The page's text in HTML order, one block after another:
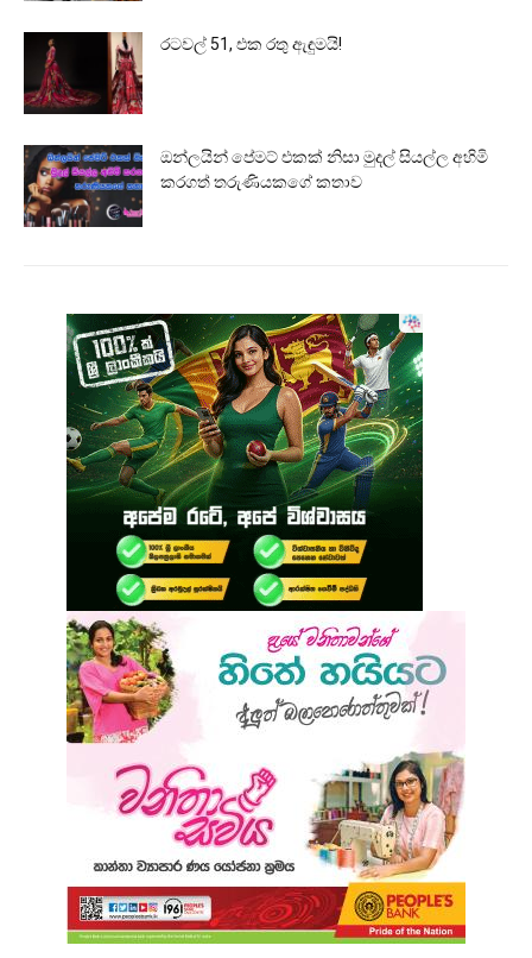
රටවල් 51, එක රතු ඇඳුමයි!
ඔන්ලයින් පේමට් එකක් නිසා මුදල් සියල්ල අහිමි
කරගත් තරුණියකගේ කතාව